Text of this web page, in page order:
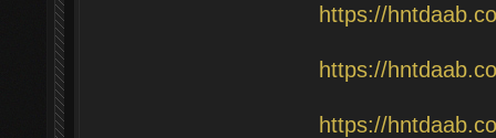
https://
https://
https://